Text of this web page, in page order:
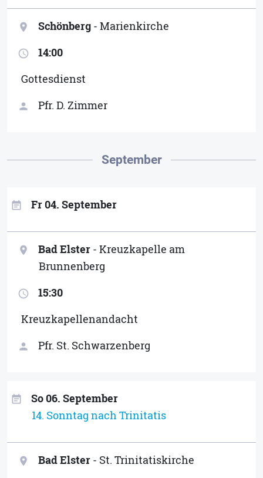
location_on Schönberg - Marienkirche
access_time
14:00
Gottesdienst
person Pfr. D. Zimmer
September
event_note Fr 04. September
location_on Bad Elster - Kreuzkapelle am
Brunnenberg
access_time
15:30
Kreuzkapellenandacht
person Pfr. St. Schwarzenberg
event_note
So 06. September
14. Sonntag nach Trinitatis
location_on Bad Elster - St. Trinitatiskirche